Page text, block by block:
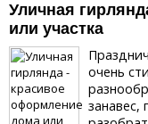
Уличная
или участка
очень
занавес,